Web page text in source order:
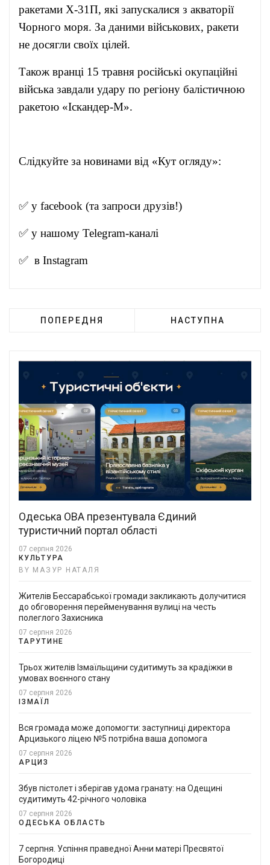
ракетами Х-31П, які запускалися з акваторії
Чорного моря. За даними військових, ракети
не досягли своїх цілей.
Також вранці 15 травня російські окупаційні
війська завдали удару по регіону балістичною
ракетою «Іскандер-М».
Слідкуйте за новинами від «Кут огляду»:
✅ у facebook (та запроси друзів!)
✅ у нашому Telegram-каналі
✅ в Instagram
ПОПЕРЕДНЯ НАСТУПНА
Одеська ОВА презентувала Єдиний
туристичний портал області
07 серпня 2026
КУЛЬТУРА
BY МАЗУР НАТАЛЯ
Жителів Бессарабської громади закликають долучитися
до обговорення перейменування вулиці на честь
полеглого Захисника
07 серпня 2026
ТАРУТИНЕ
Трьох жителів Ізмаїльщини судитимуть за крадіжки в
умовах воєнного стану
07 серпня 2026
ІЗМАЇЛ
Вся громада може допомогти: заступниці директора
Арцизького ліцею №5 потрібна ваша допомога
07 серпня 2026
АРЦИЗ
Збув пістолет і зберігав удома гранату: на Одещині
судитимуть 42-річного чоловіка
07 серпня 2026
ОДЕСЬКА ОБЛАСТЬ
7 серпня. Успіння праведної Анни матері Пресвятої
Богородиці